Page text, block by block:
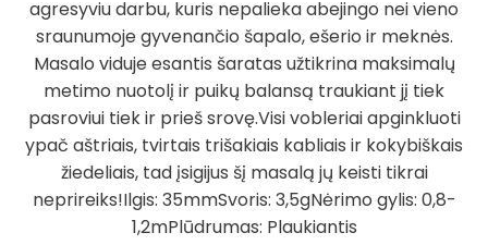
agresyviu darbu, kuris nepalieka abejingo nei vieno
sraunumoje gyvenančio šapalo, ešerio ir meknės.
Masalo viduje esantis šaratas užtikrina maksimalų
metimo nuotolį ir puikų balansą traukiant jį tiek
pasroviui tiek ir prieš srovę.Visi vobleriai apginkluoti
ypač aštriais, tvirtais trišakiais kabliais ir kokybiškais
žiedeliais, tad įsigijus šį masalą jų keisti tikrai
neprireiks!Ilgis: 35mmSvoris: 3,5gNėrimo gylis: 0,8-
1,2mPlūdrumas: Plaukiantis